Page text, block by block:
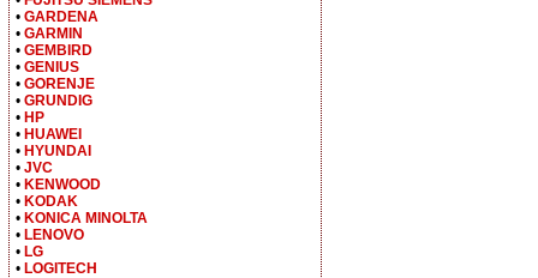
• GARDENA
• GARMIN
• GEMBIRD
• GENIUS
• GORENJE
• GRUNDIG
• HP
• HUAWEI
• HYUNDAI
• JVC
• KENWOOD
• KODAK
• KONICA MINOLTA
• LENOVO
• LG
• LOGITECH